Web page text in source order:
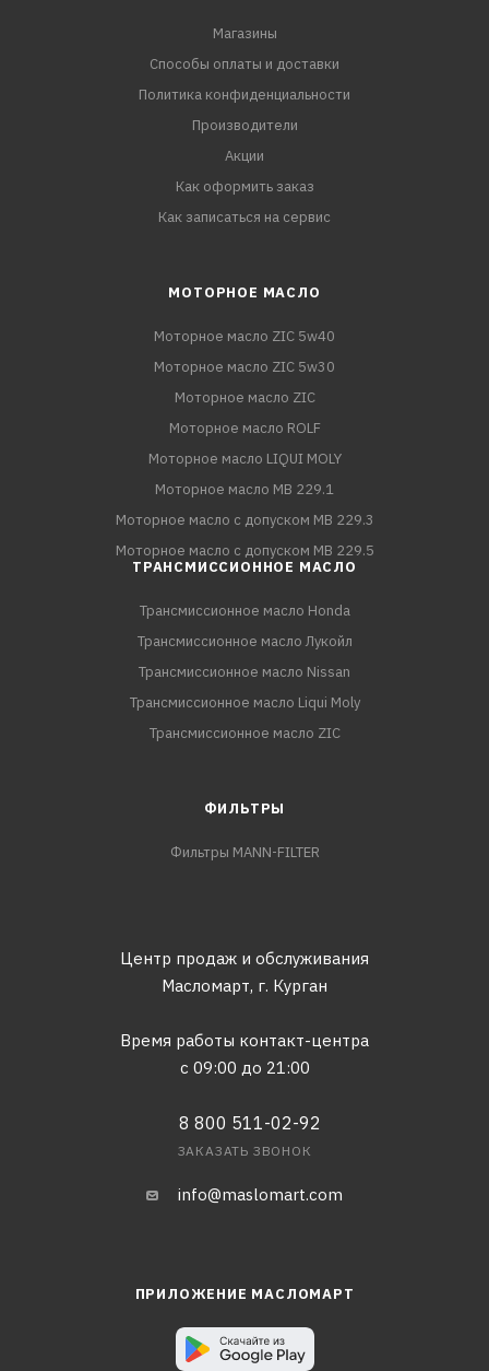
Магазины
Способы оплаты и доставки
Политика конфиденциальности
Производители
Акции
Как оформить заказ
Как записаться на сервис
МОТОРНОЕ МАСЛО
Моторное масло ZIC 5w40
Моторное масло ZIC 5w30
Моторное масло ZIC
Моторное масло ROLF
Моторное масло LIQUI MOLY
Моторное масло MB 229.1
Моторное масло с допуском MB 229.3
Моторное масло с допуском MB 229.5
ТРАНСМИССИОННОЕ МАСЛО
Трансмиссионное масло Honda
Трансмиссионное масло Лукойл
Трансмиссионное масло Nissan
Трансмиссионное масло Liqui Moly
Трансмиссионное масло ZIC
ФИЛЬТРЫ
Фильтры MANN-FILTER
Центр продаж и обслуживания
Масломарт, г. Курган
Время работы контакт-центра
с 09:00 до 21:00
8 800 511-02-92
ЗАКАЗАТЬ ЗВОНОК
info@maslomart.com
ПРИЛОЖЕНИЕ МАСЛОМАРТ